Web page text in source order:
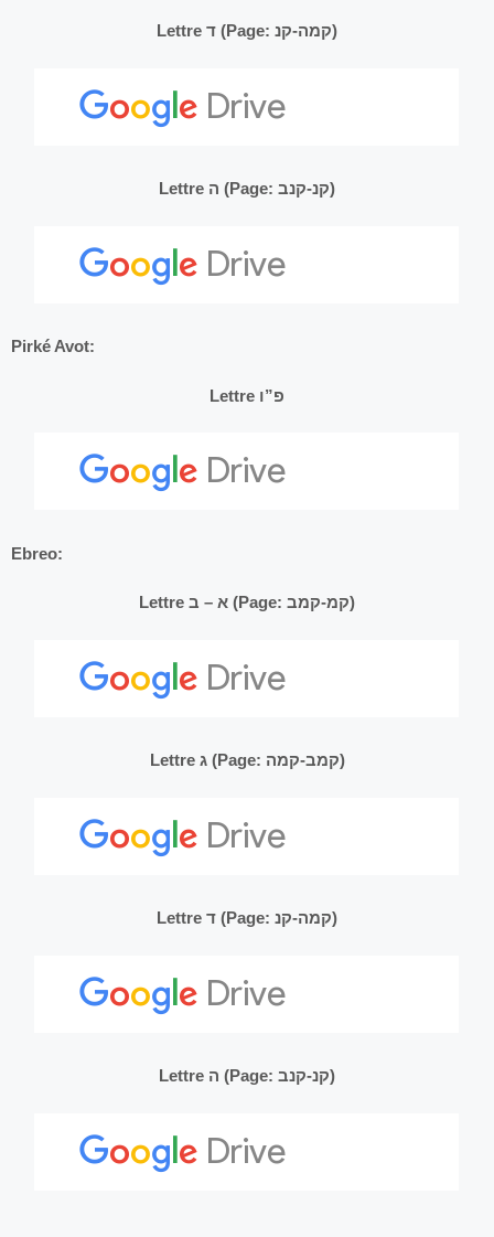
Lettre ד (Page: קמה-קנ)
Lettre ה (Page: קנ-קנב)
Pirké Avot:
Lettre פ”ו
Ebreo:
Lettre א – ב (Page: קמ-קמב)
Lettre ג (Page: קמב-קמה)
Lettre ד (Page: קמה-קנ)
Lettre ה (Page: קנ-קנב)